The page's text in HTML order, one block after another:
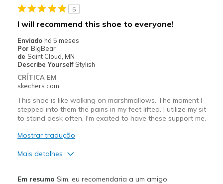
View On Shoes
5
I will recommend this shoe to everyone!
Enviado há 5 meses
Por BigBear
de Saint Cloud, MN
Describe Yourself Stylish
CRÍTICA EM
skechers.com
This shoe is like walking on marshmallows. The moment I
stepped into them the pains in my feet lifted. I utilize my sit
to stand desk often, I'm excited to have these support me.
Mostrar tradução
Mais detalhes
Em resumo Sim, eu recomendaria a um amigo